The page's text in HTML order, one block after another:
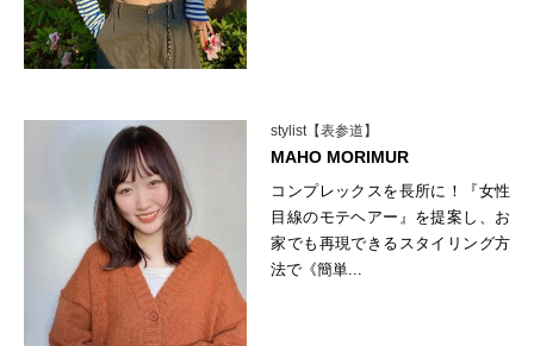
stylist【表参道】
MAHO MORIMUR
コンプレックスを長所に！『女性
目線のモテヘアー』を提案し、お
家でも再現できるスタイリング方
法で《簡単...